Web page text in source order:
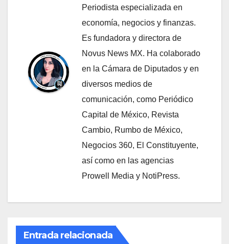
Periodista especializada en
economía, negocios y finanzas.
Es fundadora y directora de
Novus News MX. Ha colaborado
en la Cámara de Diputados y en
diversos medios de
comunicación, como Periódico
Capital de México, Revista
Cambio, Rumbo de México,
Negocios 360, El Constituyente,
así como en las agencias
Prowell Media y NotiPress.
Entrada relacionada